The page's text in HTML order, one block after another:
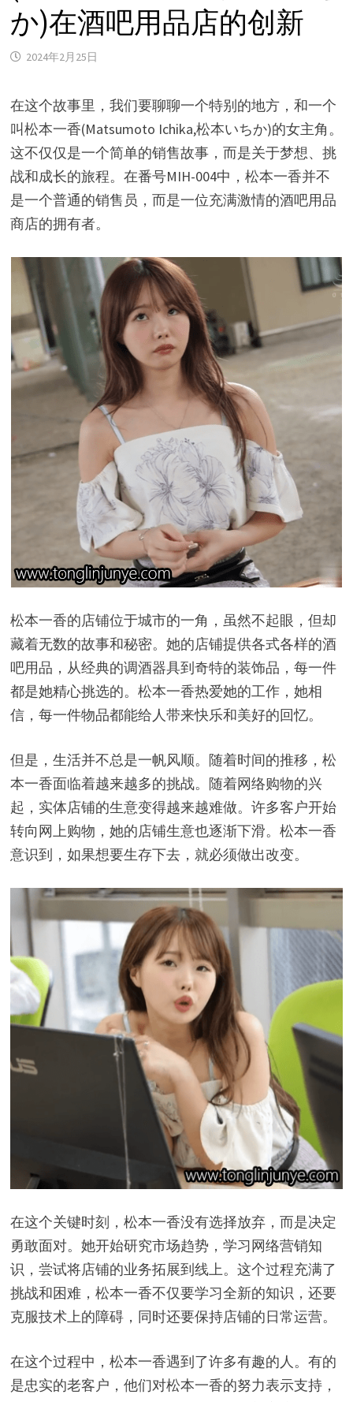
か)在酒吧用品店的创新
2024年2月25日
在这个故事里，我们要聊聊一个特别的地方，和一个
叫松本一香(Matsumoto Ichika,松本いちか)的女主角。
这不仅仅是一个简单的销售故事，而是关于梦想、挑
战和成长的旅程。在番号MIH-004中，松本一香并不
是一个普通的销售员，而是一位充满激情的酒吧用品
商店的拥有者。
松本一香的店铺位于城市的一角，虽然不起眼，但却
藏着无数的故事和秘密。她的店铺提供各式各样的酒
吧用品，从经典的调酒器具到奇特的装饰品，每一件
都是她精心挑选的。松本一香热爱她的工作，她相
信，每一件物品都能给人带来快乐和美好的回忆。
但是，生活并不总是一帆风顺。随着时间的推移，松
本一香面临着越来越多的挑战。随着网络购物的兴
起，实体店铺的生意变得越来越难做。许多客户开始
转向网上购物，她的店铺生意也逐渐下滑。松本一香
意识到，如果想要生存下去，就必须做出改变。
在这个关键时刻，松本一香没有选择放弃，而是决定
勇敢面对。她开始研究市场趋势，学习网络营销知
识，尝试将店铺的业务拓展到线上。这个过程充满了
挑战和困难，松本一香不仅要学习全新的知识，还要
克服技术上的障碍，同时还要保持店铺的日常运营。
在这个过程中，松本一香遇到了许多有趣的人。有的
是忠实的老客户，他们对松本一香的努力表示支持，